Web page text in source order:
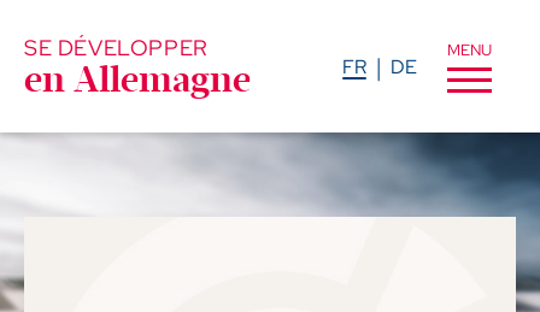
SE DÉVELOPPER
en Allemagne FR DE
MENU